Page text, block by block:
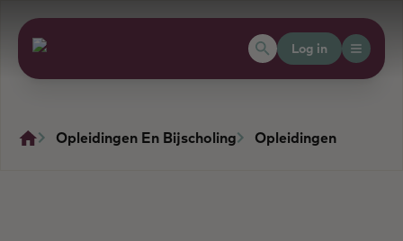
Log in
Opleidingen En Bijscholing Opleidingen